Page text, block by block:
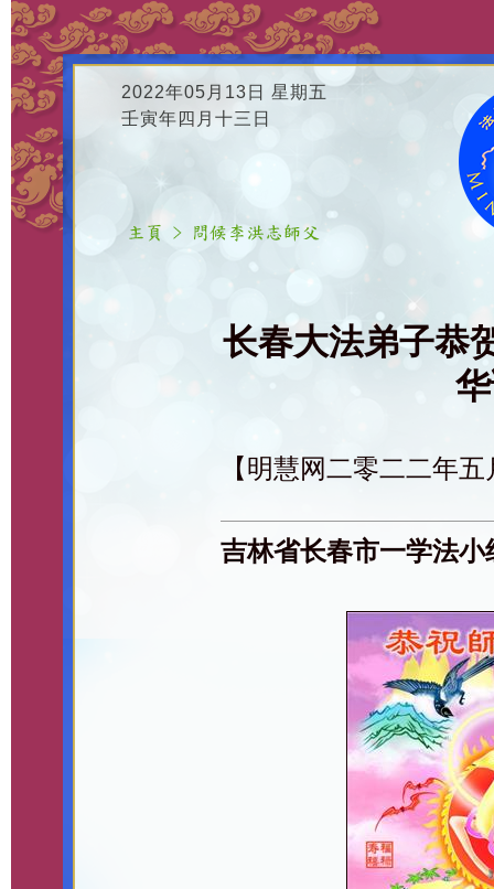
2022年05月13日 星期五
壬寅年四月十三日
长春大法弟子恭
【明慧网二零二二年
吉林省长春市一学法